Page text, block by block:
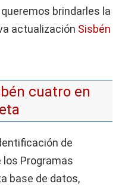
brindarles la
actualización Sisbén
cuatro en
de
Programas
base de datos,